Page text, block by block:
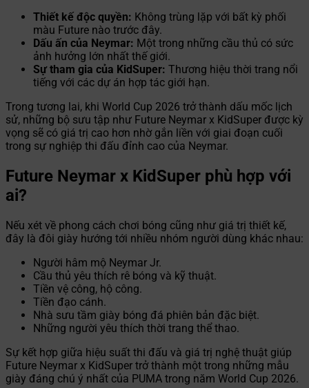
Thiết kế độc quyền: Không trùng lặp với bất kỳ phối
màu Future nào trước đây.
Dấu ấn của Neymar: Một trong những cầu thủ có sức
ảnh hưởng lớn nhất thế giới.
Sự tham gia của KidSuper: Thương hiệu thời trang nổi
tiếng với các dự án hợp tác giới hạn.
Trong tương lai, khi World Cup 2026 trở thành dấu mốc lịch
sử, những bộ sưu tập như Future Neymar x KidSuper được kỳ
vọng sẽ có giá trị cao hơn nhờ gắn liền với giai đoạn cuối
trong sự nghiệp thi đấu đỉnh cao của Neymar.
Future Neymar x KidSuper phù hợp với
ai?
Nếu xét về phong cách chơi bóng cũng như giá trị thiết kế,
đây là đôi giày hướng tới nhiều nhóm người dùng khác nhau:
Người hâm mộ Neymar Jr.
Cầu thủ yêu thích rê bóng và kỹ thuật.
Tiền vệ công, hộ công.
Tiền đạo cánh.
Nhà sưu tầm giày bóng đá phiên bản đặc biệt.
Những người yêu thích thời trang thể thao.
Sự kết hợp giữa hiệu suất thi đấu và giá trị nghệ thuật giúp
Future Neymar x KidSuper trở thành một trong những mẫu
giày đáng chú ý nhất của PUMA trong năm World Cup 2026.